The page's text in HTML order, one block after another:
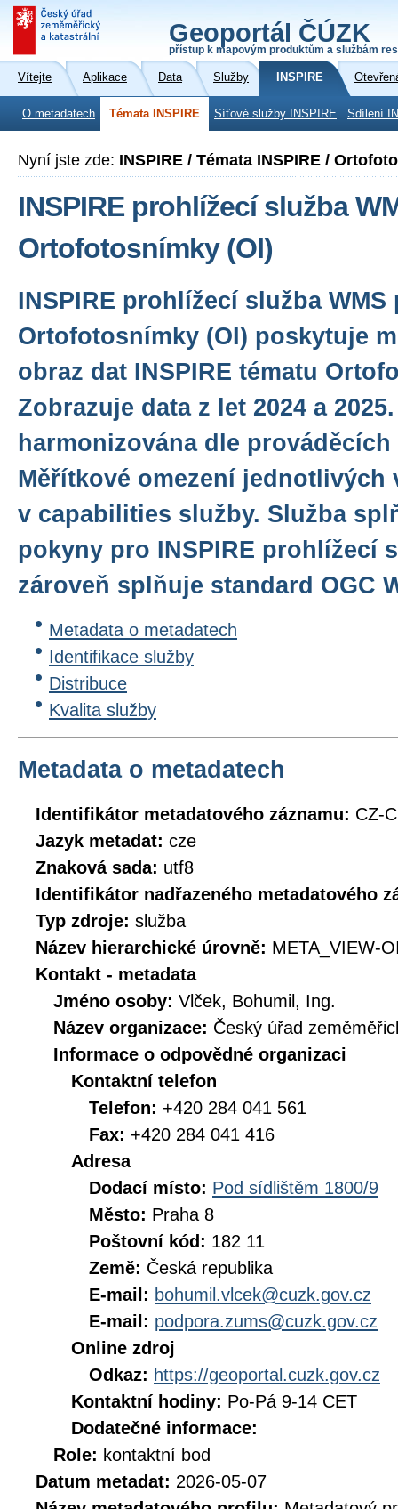
Geoportál ČÚZK
přístup k mapovým produktům a službám
Vítejte Aplikace Data Služby INSPIRE
O metadatech Témata INSPIRE Síťové služby INSPIRE Sdílení
Nyní jste zde: INSPIRE / Témata INSPIRE /
INSPIRE prohlížecí služba
Ortofotosnímky (OI)
INSPIRE prohlížecí služba WMS
Ortofotosnímky (OI) poskytuje
obraz dat INSPIRE tématu
Zobrazuje data z let 2024 a
harmonizována dle prováděcích
Měřítkové omezení jednotlivých
v capabilities služby. Služba
pokyny pro INSPIRE prohlížecí
zároveň splňuje standard OGC
Metadata o metadatech
Identifikace služby
Distribuce
Kvalita služby
Metadata o metadatech
Identifikátor metadatového záznamu: CZ-
Jazyk metadat: cze
Znaková sada: utf8
Identifikátor nadřazeného metadatového
Typ zdroje: služba
Název hierarchické úrovně: META_VIEW-
Kontakt - metadata
Jméno osoby: Vlček, Bohumil, Ing.
Název organizace: Český úřad
Informace o odpovědné organizaci
Kontaktní telefon
Telefon: +420 284 041 561
Fax: +420 284 041 416
Adresa
Dodací místo: Pod sídlištěm 1800/9
Město: Praha 8
Poštovní kód: 182 11
Země: Česká republika
E-mail: bohumil.vlcek@cuzk.gov.cz
E-mail: podpora.zums@cuzk.gov.cz
Online zdroj
Odkaz: https://geoportal.cuzk.gov.cz
Kontaktní hodiny: Po-Pá 9-14 CET
Dodatečné informace:
Role: kontaktní bod
Datum metadat: 2026-05-07